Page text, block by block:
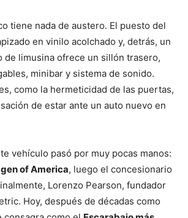
tiene nada de austero. El puesto del
en vinilo acolchado y, detrás, un
de limusina ofrece un sillón trasero,
minibar y sistema de sonido.
como la hermeticidad de las puertas,
de estar ante un auto nuevo en
vehículo pasó por muy pocas manos:
of America, luego el concesionario
Lorenzo Pearson, fundador
Hoy, después de décadas como